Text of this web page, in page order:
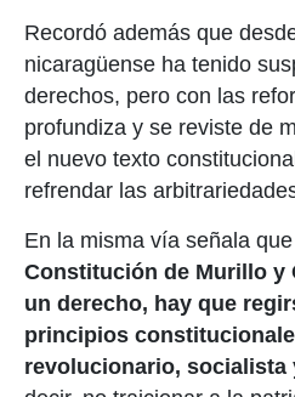
Recordó además que
nicaragüense ha tenido
derechos, pero con las
profundiza y se reviste de
el nuevo texto
refrendar las
En la misma vía señala que
Constitución de Murillo y
un derecho, hay que
principios
revolucionario, socialista